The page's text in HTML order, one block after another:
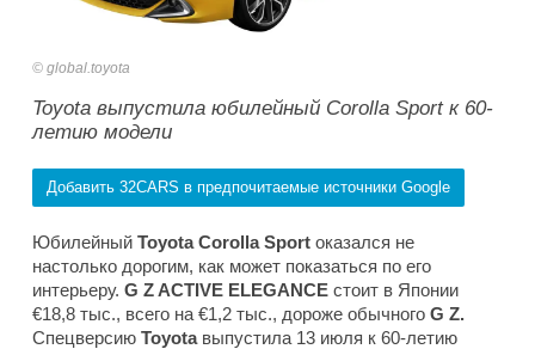
global.toyota
Toyota выпустила юбилейный Corolla Sport к 60-
летию модели
Добавить 32CARS в предпочитаемые источники Google
Юбилейный Toyota Corolla Sport оказался не
настолько дорогим, как может показаться по его
интерьеру. G Z ACTIVE ELEGANCE стоит в Японии
€18,8 тыс., всего на €1,2 тыс., дороже обычного G Z.
Спецверсию Toyotaвыпустила 13 июля к 60-летию